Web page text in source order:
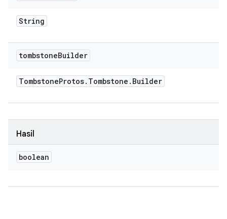
String
tombstoneBuilder
TombstoneProtos. Tombstone . Builder
Hasil
boolean